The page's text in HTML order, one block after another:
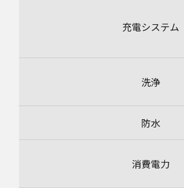
充電システム
洗浄
防水
消費電力